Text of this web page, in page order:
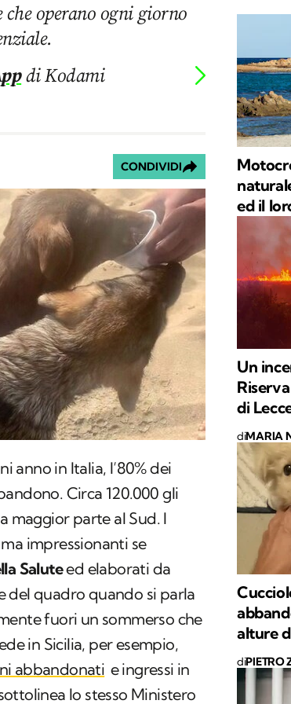
operano ogni giorno
di Kodami
CONDIVIDI
anno in Italia, l’80% dei
Circa 120.000 gli
maggior parte al Sud. I
impressionanti se
Saluteed elaborati da
del quadro quando si parla
fuori un sommerso che
in Sicilia, per esempio,
abbandonati e ingressi in
lo stesso Ministero
ed il
Un
di
diMARIA
alture
diPIETRO